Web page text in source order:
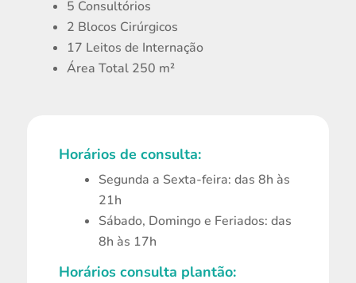
5 Consultórios
2 Blocos Cirúrgicos
17 Leitos de Internação
Área Total 250 m²
Horários de consulta:
Segunda a Sexta-feira: das 8h às
21h
Sábado, Domingo e Feriados: das
8h às 17h
Horários consulta plantão: